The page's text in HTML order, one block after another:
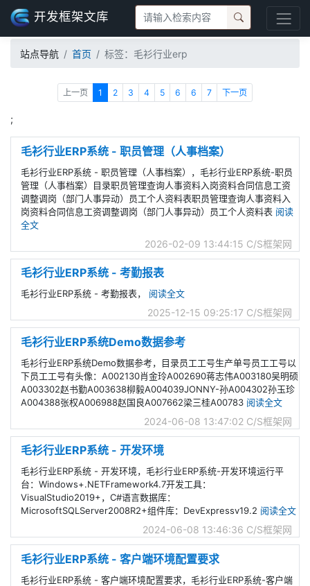
开发框架文库
站点导航 首页 标签：毛衫行业erp
上一页 1 2 3 4 5 6 6 7 下一页
;
毛衫行业ERP系统 - 职员管理（人事档案）
毛衫行业ERP系统 - 职员管理（人事档案），毛衫行业ERP系统-职员
管理（人事档案）目录职员管理查询人事资料入岗资料合同信息工资
调整调岗（部门人事异动）员工个人资料表职员管理查询人事资料入
岗资料合同信息工资调整调岗（部门人事异动）员工个人资料表 阅读
全文
2026-02-09 13:44:15 C/S框架网
毛衫行业ERP系统 - 考勤报表
毛衫行业ERP系统 - 考勤报表， 阅读全文
2025-12-15 09:25:17 C/S框架网
毛衫行业ERP系统Demo数据参考
毛衫行业ERP系统Demo数据参考，目录员工工号生产单号员工工号以
下员工工号有头像：A002130肖金玲A002690蒋志伟A003180吴明硕
A003302赵书勤A003638柳毅A004039JONNY-孙A004302孙玉珍
A004388张权A006988赵国良A007662梁三桂A00783 阅读全文
2024-06-08 13:47:02 C/S框架网
毛衫行业ERP系统 - 开发环境
毛衫行业ERP系统 - 开发环境，毛衫行业ERP系统-开发环境运行平
台：Windows+.NETFramework4.7开发工具：
VisualStudio2019+，C#语言数据库：
MicrosoftSQLServer2008R2+组件库：DevExpressv19.2 阅读全文
2024-06-08 13:46:36 C/S框架网
毛衫行业ERP系统 - 客户端环境配置要求
毛衫行业ERP系统 - 客户端环境配置要求，毛衫行业ERP系统-客户端